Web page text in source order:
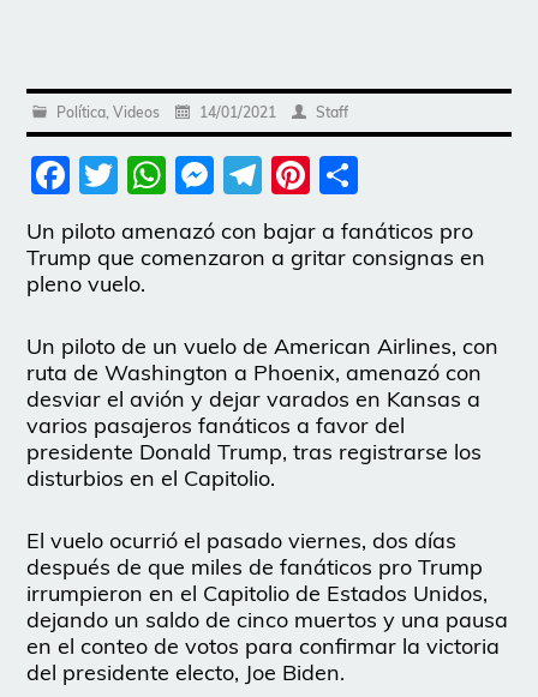
Política ,Videos 14/01/2021 Staff
Facebook
Twitter
WhatsApp
Messenger
Telegram
Pinterest
Un piloto amenazó con bajar a fanáticos pro
Trump que comenzaron a gritar consignas en
pleno vuelo.
Un piloto de un vuelo de American Airlines, con
ruta de Washington a Phoenix, amenazó con
desviar el avión y dejar varados en Kansas a
varios pasajeros fanáticos a favor del
presidente Donald Trump, tras registrarse los
disturbios en el Capitolio.
El vuelo ocurrió el pasado viernes, dos días
después de que miles de fanáticos pro Trump
irrumpieron en el Capitolio de Estados Unidos,
dejando un saldo de cinco muertos y una pausa
en el conteo de votos para confirmar la victoria
del presidente electo, Joe Biden.